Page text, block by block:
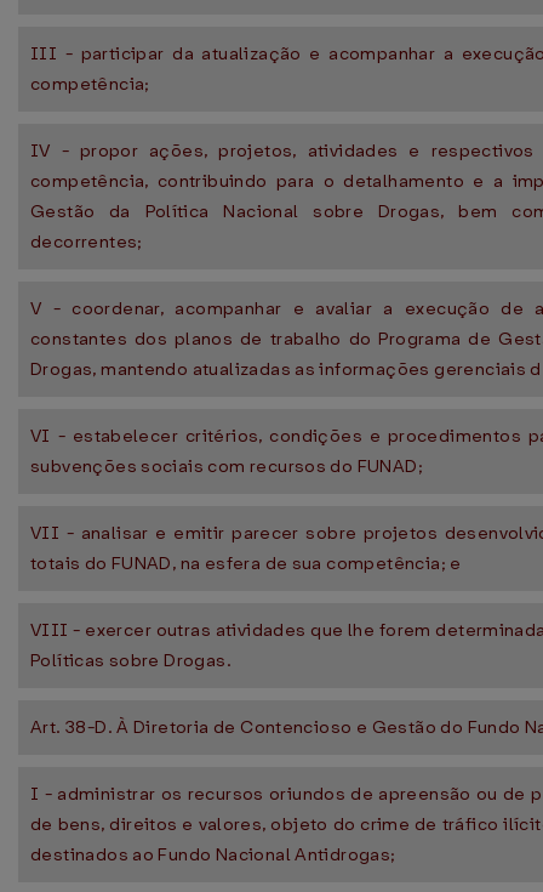
III - participar da atualização e acompanhar a
competência;
IV - propor ações, projetos, atividades e
competência, contribuindo para o detalhamento e a
Gestão da Política Nacional sobre Drogas, bem
decorrentes;
V - coordenar, acompanhar e avaliar a execução de
constantes dos planos de trabalho do Programa de
Drogas, mantendo atualizadas as informações gerenciais
VI - estabelecer critérios, condições e procedimentos
subvenções sociais com recursos do FUNAD;
VII - analisar e emitir parecer sobre projetos
totais do FUNAD, na esfera de sua competência; e
VIII - exercer outras atividades que lhe forem
Políticas sobre Drogas.
Art. 38-D. À Diretoria de Contencioso e Gestão do Fundo
I - administrar os recursos oriundos de apreensão ou de
de bens, direitos e valores, objeto do crime de tráfico
destinados ao Fundo Nacional Antidrogas;